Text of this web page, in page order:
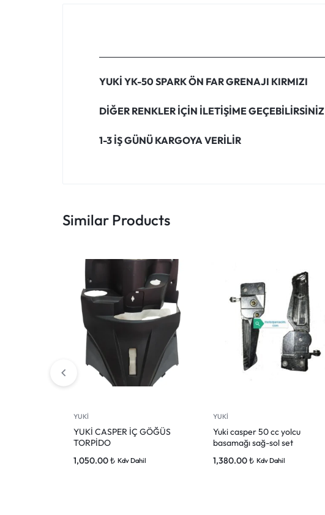
YUKİ YK-50 SPARK ÖN FAR GRENAJI KIRMIZI
DİĞER RENKLER İÇİN İLETİŞİME GEÇEBİLİRSİNİZ
1-3 İŞ GÜNÜ KARGOYA VERİLİR
Similar Products
YUKİ
YUKİ CASPER İÇ GÖĞÜS
TORPİDO
1,050.00₺ Kdv Dahil
YUKİ
Yuki casper 50 cc yolcu
basamağı sağ-sol set
1,380.00₺ Kdv Dahil